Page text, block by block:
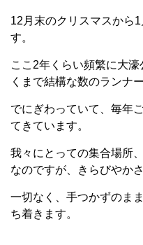
12月末のクリスマスから
す。
ここ2年くらい頻繁に大
くまで結構な数のランナー
でにぎわっていて、毎年
てきています。
我々にとっての集合場所
なのですが、きらびやか
一切なく、手つかずのま
ち着きます。